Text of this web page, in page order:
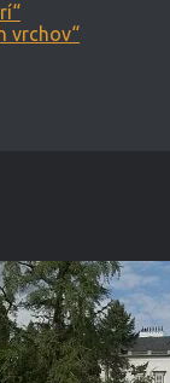
vrchov“